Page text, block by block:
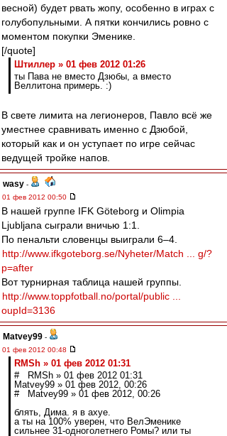
весной) будет рвать жопу, особенно в играх с
голубопульными. А пятки кончились ровно с
моментом покупки Эменике.
[/quote]
Штиллер » 01 фев 2012 01:26
ты Пава не вместо Дзюбы, а вместо
Веллитона примерь. :)
В свете лимита на легионеров, Павло всё же
уместнее сравнивать именно с Дзюбой,
который как и он уступает по игре сейчас
ведущей тройке напов.
wasy -
01 фев 2012 00:50
В нашей группе IFK Göteborg и Olimpia
Ljubljana сыграли вничью 1:1.
По пенальти словенцы выиграли 6–4.
http://www.ifkgoteborg.se/Nyheter/Match ... g/?
p=after
Вот турнирная таблица нашей группы.
http://www.toppfotball.no/portal/public ...
oupId=3136
Matvey99 -
01 фев 2012 00:48
RMSh » 01 фев 2012 01:31
# RMSh » 01 фев 2012 01:31
Matvey99 » 01 фев 2012, 00:26
# Matvey99 » 01 фев 2012, 00:26
блять, Дима. я в ахуе.
а ты на 100% уверен, что ВелЭменике
сильнее 31-одноголетнего Ромы? или ты